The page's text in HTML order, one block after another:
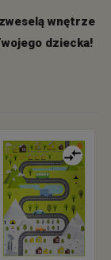
wnętrze
dziecka!